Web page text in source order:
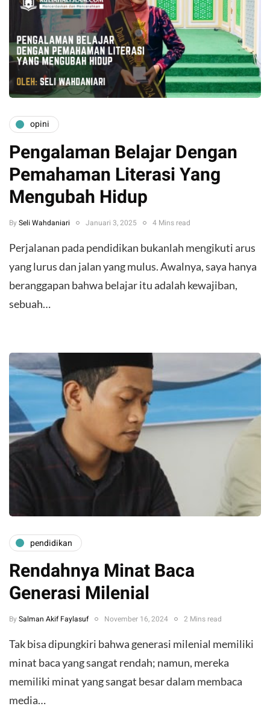
opini
Pengalaman Belajar Dengan
Pemahaman Literasi Yang
Mengubah Hidup
By Seli Wahdaniari Januari 3, 2025 4 Mins read
Perjalanan pada pendidikan bukanlah mengikuti arus
yang lurus dan jalan yang mulus. Awalnya, saya hanya
beranggapan bahwa belajar itu adalah kewajiban,
sebuah…
pendidikan
Rendahnya Minat Baca
Generasi Milenial
By Salman Akif Faylasuf November 16, 2024 2 Mins read
Tak bisa dipungkiri bahwa generasi milenial memiliki
minat baca yang sangat rendah; namun, mereka
memiliki minat yang sangat besar dalam membaca
media…